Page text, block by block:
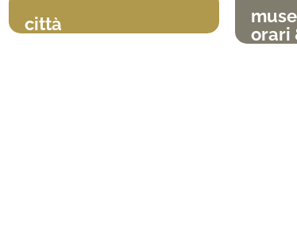
città
orari